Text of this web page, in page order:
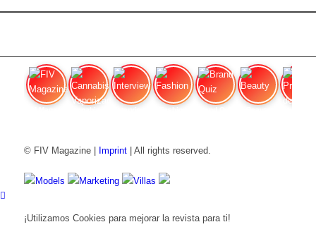
© FIV Magazine | Imprint| All rights reserved.
Models Marketing Villas
¡Utilizamos Cookies para mejorar la revista para ti!